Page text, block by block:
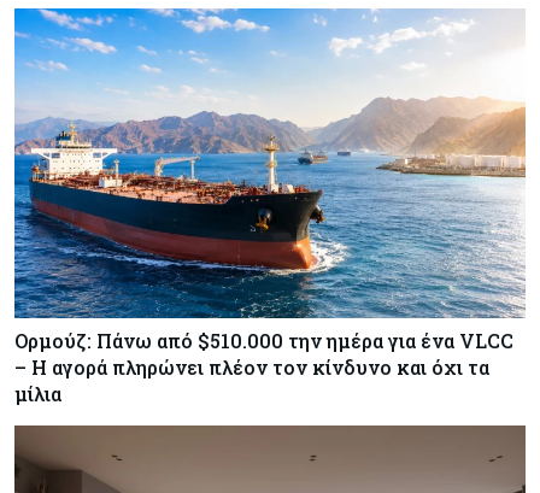
Κύπρος
Χορηγία €10.000 για υποτροφίες σε φοιτητές του
ΤΕΠΑΚ
Ορμούζ: Πάνω από $510.000 την ημέρα για ένα VLCC
– Η αγορά πληρώνει πλέον τον κίνδυνο και όχι τα
μίλια